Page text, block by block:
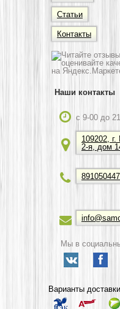
Статьи
Контакты
Наши контакты
c 9-00 до
109202,
2-я, дом
Мы в
Варианты